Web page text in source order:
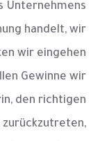
Unternehmens
handelt, wir
wir eingehen
Gewinne wir
den richtigen
zurückzutreten,